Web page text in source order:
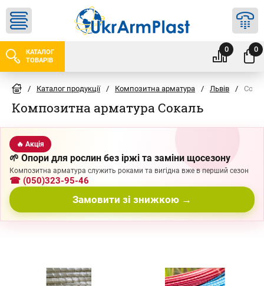
КАТАЛОГ
ТОВАРІВ
0 0
/ Каталог продукції / Композитна арматура / Львів /
Композитна арматура Сокаль
🔥 Акція
🌱 Опори для рослин без іржі та заміни щосезону
Композитна арматура служить роками та вигідна вже в перший сезон
☎ (050)323-95-46
Замовити зі знижкою →